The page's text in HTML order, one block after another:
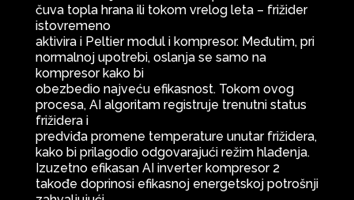
čuva topla hrana ili tokom vrelog leta – frižider
istovremeno
aktivira i Peltier modul i kompresor. Međutim, pri
normalnoj upotrebi, oslanja se samo na
kompresor kako bi
obezbedio najveću efikasnost. Tokom ovog
procesa, AI algoritam registruje trenutni status
frižidera i
predviđa promene temperature unutar frižidera,
kako bi prilagodio odgovarajući režim hlađenja.
Izuzetno efikasan AI inverter kompresor 2
takođe doprinosi efikasnoj energetskoj potrošnji